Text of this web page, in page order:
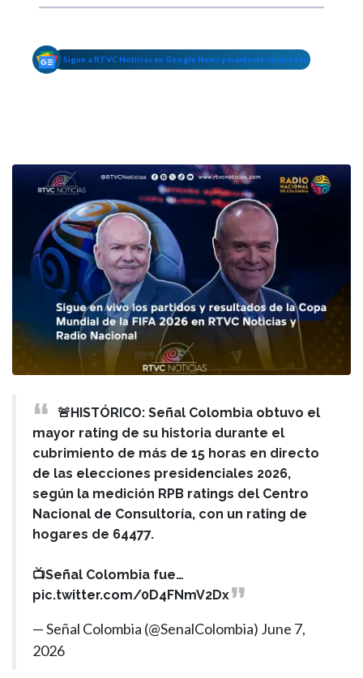
Sigue a RTVC Noticias en Google News y mantente conectado
🚨HISTÓRICO: Señal Colombia obtuvo el
mayor rating de su historia durante el
cubrimiento de más de 15 horas en directo
de las elecciones presidenciales 2026,
según la medición RPB ratings del Centro
Nacional de Consultoría, con un rating de
hogares de 64477.
📺Señal Colombia fue…
pic.twitter.com/0D4FNmV2Dx
— Señal Colombia (@SenalColombia) June 7,
2026